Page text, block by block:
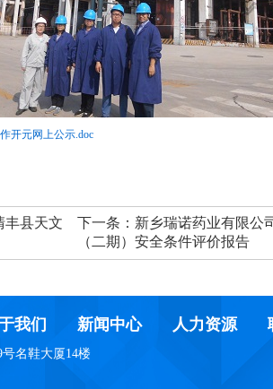
开元网上公示.doc
丰县天文
下一条： 新乡瑞诺药业有限公
（二期）安全条件评价报告
我们 新闻中心 人力资源
名鞋大厦14楼